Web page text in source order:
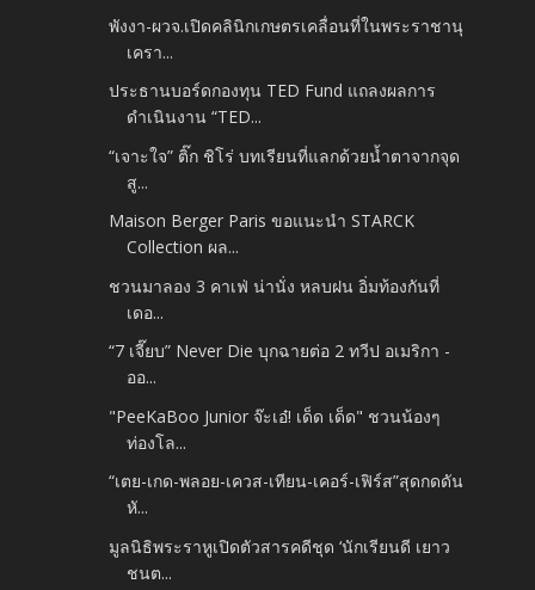
พังงา-ผวจ.เปิดคลินิกเกษตรเคลื่อนที่ในพระราชานุ
เครา...
ประธานบอร์ดกองทุน TED Fund แถลงผลการ
ดำเนินงาน “TED...
“เจาะใจ” ติ๊ก ชิโร่ บทเรียนที่แลกด้วยน้ำตาจากจุด
สู...
Maison Berger Paris ขอแนะนำ STARCK
Collection ผล...
ชวนมาลอง 3 คาเฟ่ น่านั่ง หลบฝน อิ่มท้องกันที่
เดอ...
“7 เจี๊ยบ” Never Die บุกฉายต่อ 2 ทวีป อเมริกา -
ออ...
"PeeKaBoo Junior จ๊ะเอ๋! เด็ด เด็ด" ชวนน้องๆ
ท่องโล...
“เตย-เกด-พลอย-เควส-เทียน-เคอร์-เฟิร์ส”สุดกดดัน
หั...
มูลนิธิพระราหูเปิดตัวสารคดีชุด ‘นักเรียนดี เยาว
ชนต...